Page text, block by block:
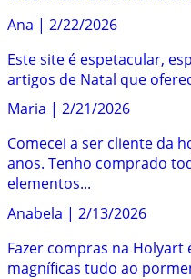
Ana | 2/22/2026
Este site é espetacular,
artigos de Natal que
Maria | 2/21/2026
Comecei a ser cliente da
anos. Tenho comprado
elementos...
Anabela | 2/13/2026
Fazer compras na Holyart
magníficas tudo ao